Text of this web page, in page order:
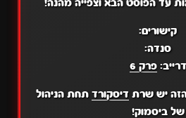
עד הפוסט הבא וצפייה מהנה!
קישורים:
סנדה:
דרייב:פרק 6
יש שרת דיסקורד תחת הניהול
של ביסמוק!